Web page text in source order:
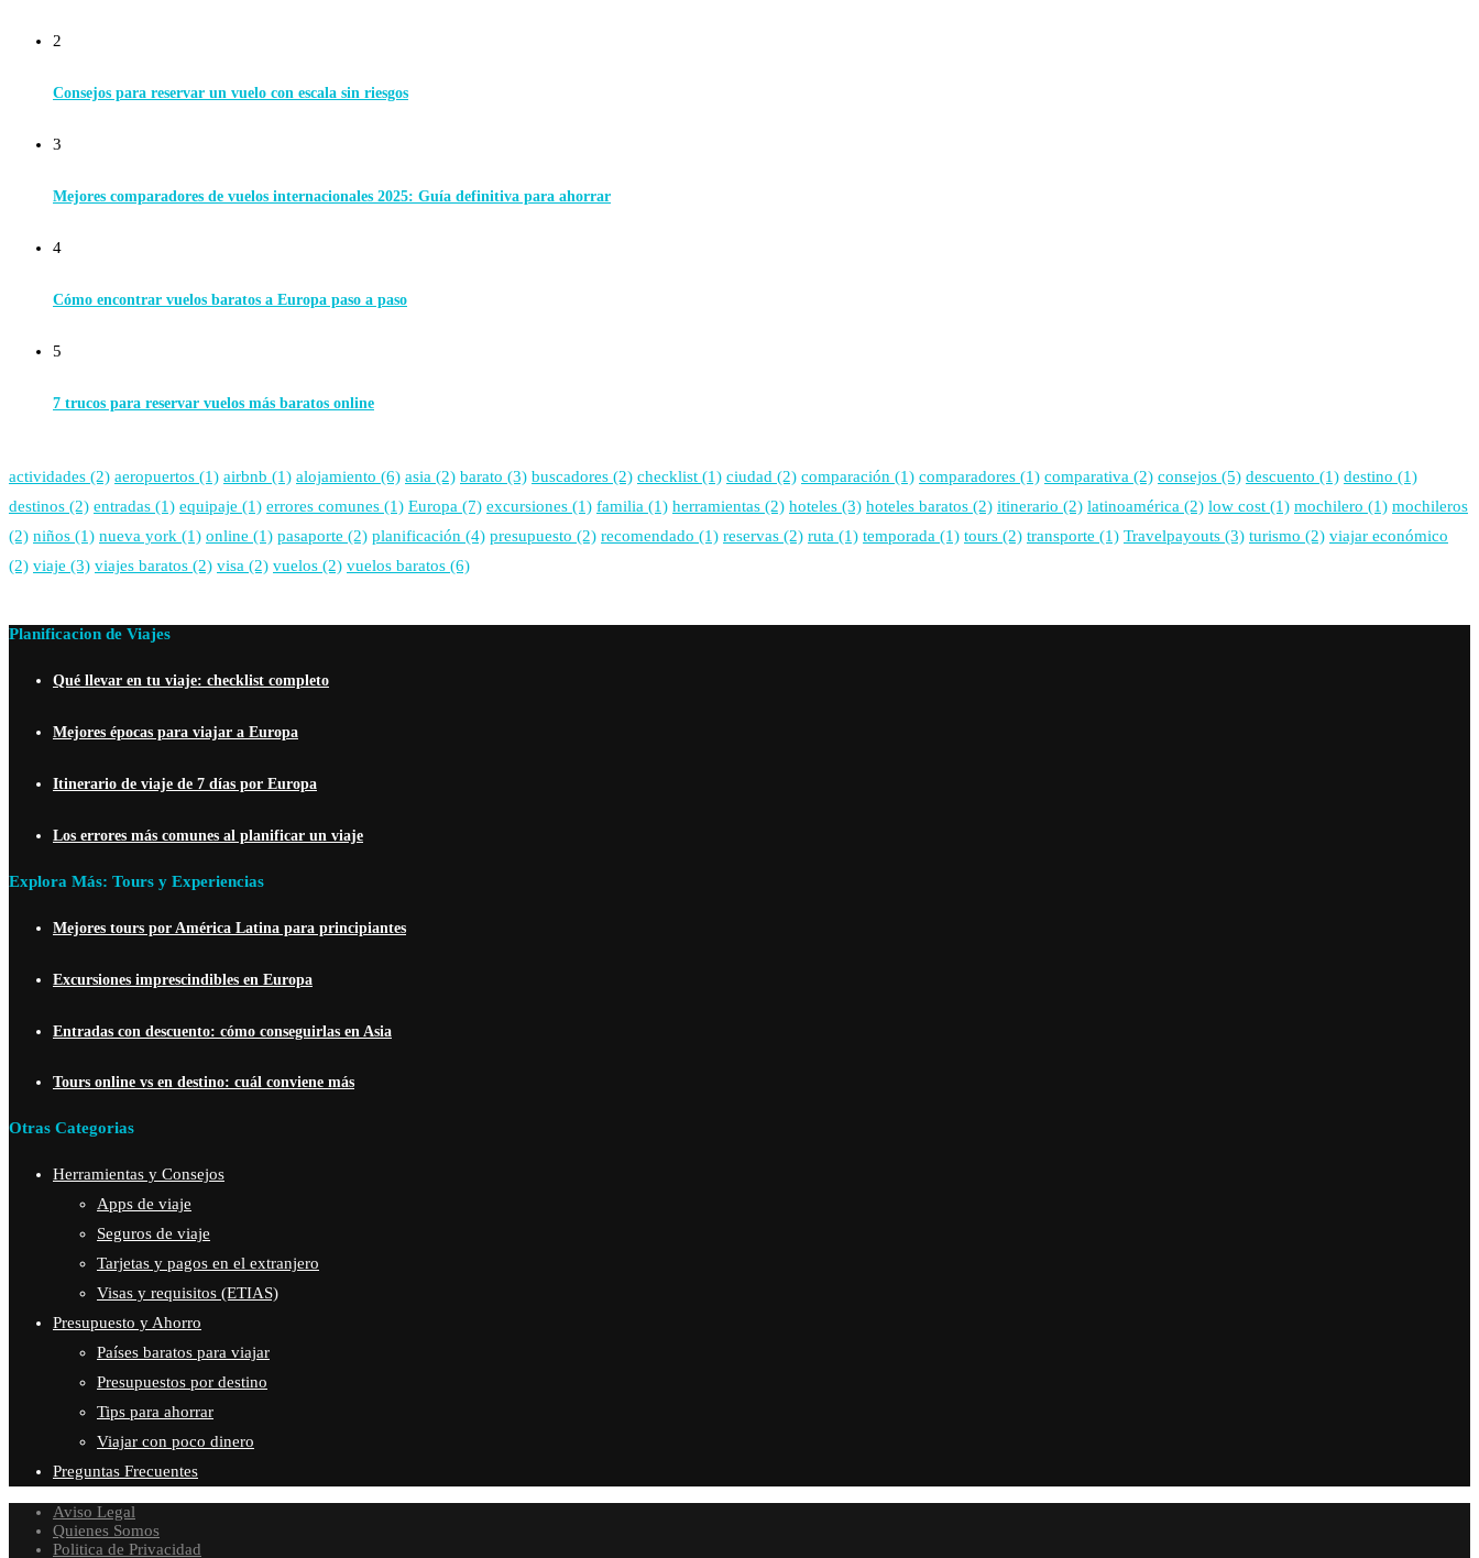
2
Consejos para reservar un vuelo con escala sin riesgos
3
Mejores comparadores de vuelos internacionales 2025: Guía definitiva para ahorrar
4
Cómo encontrar vuelos baratos a Europa paso a paso
5
7 trucos para reservar vuelos más baratos online
actividades (2) aeropuertos (1) airbnb (1) alojamiento (6) asia (2) barato (3) buscadores (2) checklist (1) ciudad (2) comparación (1) comparadores (1) comparativa (2) consejos (5) descuento (1) destino (1)
destinos (2) entradas (1) equipaje (1) errores comunes (1) Europa (7) excursiones (1) familia (1) herramientas (2) hoteles (3) hoteles baratos (2) itinerario (2) latinoamérica (2) low cost (1) mochilero (1) mochileros
(2) niños (1) nueva york (1) online (1) pasaporte (2) planificación (4) presupuesto (2) recomendado (1) reservas (2) ruta (1) temporada (1) tours (2) transporte (1) Travelpayouts (3) turismo (2) viajar económico
(2) viaje (3) viajes baratos (2) visa (2) vuelos (2) vuelos baratos (6)
Planificacion de Viajes
Qué llevar en tu viaje: checklist completo
Mejores épocas para viajar a Europa
Itinerario de viaje de 7 días por Europa
Los errores más comunes al planificar un viaje
Explora Más: Tours y Experiencias
Mejores tours por América Latina para principiantes
Excursiones imprescindibles en Europa
Entradas con descuento: cómo conseguirlas en Asia
Tours online vs en destino: cuál conviene más
Otras Categorias
Herramientas y Consejos
Apps de viaje
Seguros de viaje
Tarjetas y pagos en el extranjero
Visas y requisitos (ETIAS)
Presupuesto y Ahorro
Países baratos para viajar
Presupuestos por destino
Tips para ahorrar
Viajar con poco dinero
Preguntas Frecuentes
Aviso Legal
Quienes Somos
Politica de Privacidad